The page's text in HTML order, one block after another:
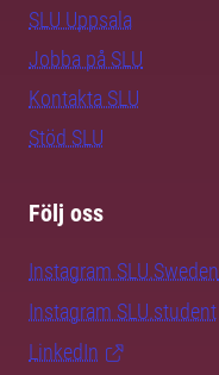
SLU Uppsala
Jobba på SLU
Kontakta SLU
Stöd SLU
Följ oss
Instagram SLU.Sweden
Instagram SLU.student
LinkedIn